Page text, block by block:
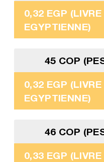
0,32 EGP (LIVRE
EGYPTIENNE)
45 COP
0,32 EGP (LIVRE
EGYPTIENNE)
46 COP
0,33 EGP (LIVRE